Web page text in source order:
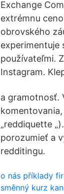
Exchange
extrémnu
obrovského
experimentuje
používateľmi.
Instagram.
a gramotnosť.
„reddiquette
porozumieť a
redditingu.
o nás příklady
směnný kurz